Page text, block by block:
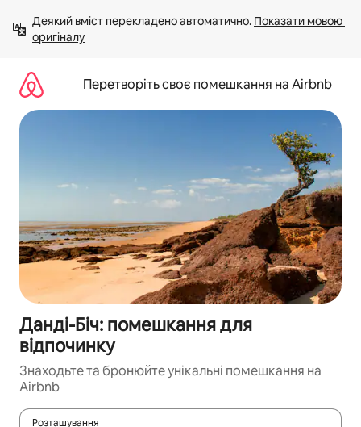
вмісту
Деякий вміст перекладено автоматично. Показати мовою
оригіналу
Перетворіть своє помешкання на Airbnb
Данді-Біч: помешкання для
відпочинку
Знаходьте та бронюйте унікальні помешкання на
Airbnb
Розташування